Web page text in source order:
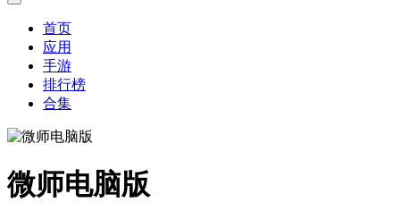
首页
应用
手游
排行榜
合集
微师电脑版